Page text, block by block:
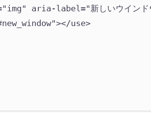
"img" aria-label="新しいウイン
"></use>